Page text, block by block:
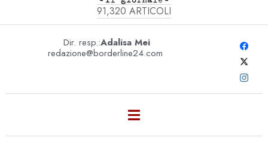
91,320 ARTICOLI
Dir. resp.:Adalisa Mei
redazione@borderline24.com